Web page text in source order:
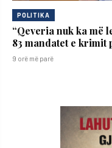
POLITIKA
“Qeveria nuk ka më
83 mandatet e
9 orë më parë